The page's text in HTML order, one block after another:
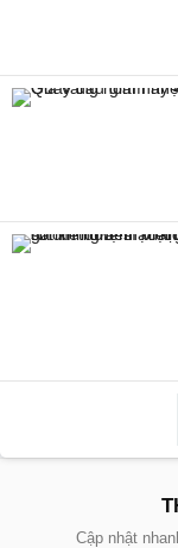
Cập nhật